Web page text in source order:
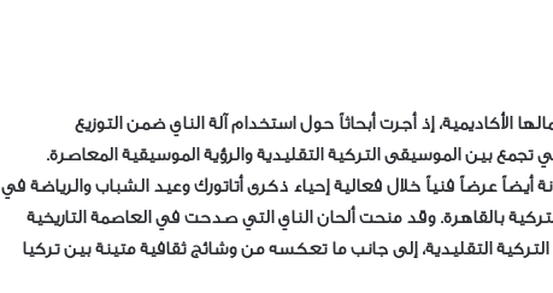
الأكاديمية، إذ أجرت أبحاثاً حول استخدام آلة الناي ضمن التوزيع
تجمع بين الموسيقى التركية التقليدية والرؤية الموسيقية المعاصرة.
أيضاً عرضاً فنياً خلال فعالية إحياء ذكرى أتاتورك وعيد الشباب والرياضة في
بالقاهرة. وقد منحت ألحان الناي التي صدحت في العاصمة التاريخية
التقليدية، إلى جانب ما تعكسه من وشائج ثقافية متينة بين تركيا